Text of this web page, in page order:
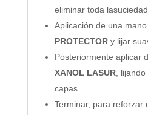
eliminar toda
Aplicación de una mano
PROTECTORy lijar
Posteriormente aplicar
XANOL LASUR, lijando
capas.
Terminar, para reforzar